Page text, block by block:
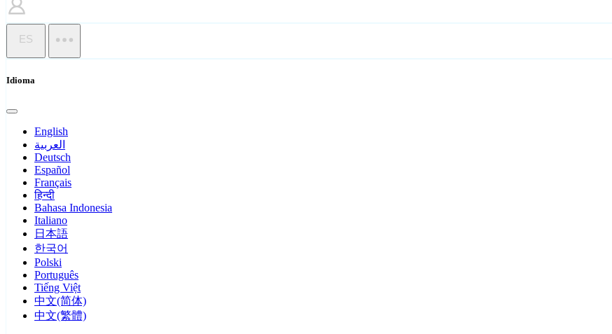
ES
Idioma
English
العربية
Deutsch
Español
Français
हिन्दी
Bahasa Indonesia
Italiano
日本語
한국어
Polski
Português
Tiếng Việt
中文(简体)
中文(繁體)